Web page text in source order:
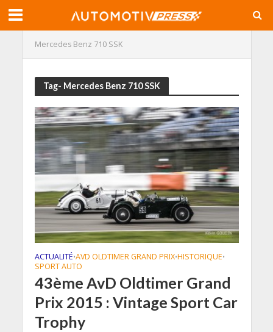
Mercedes Benz 710 SSK
Tag- Mercedes Benz 710 SSK
ACTUALITÉ•AVD OLDTIMER GRAND PRIX•HISTORIQUE•
SPORT AUTO
43ème AvD Oldtimer Grand
Prix 2015 : Vintage Sport Car
Trophy